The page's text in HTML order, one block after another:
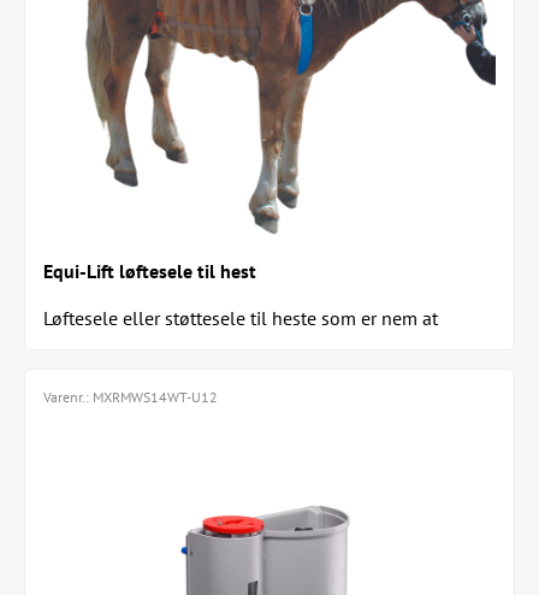
Equi-Lift løftesele til hest
Løftesele eller støttesele til heste som er nem at
Varenr.: MXRMWS14WT-U12